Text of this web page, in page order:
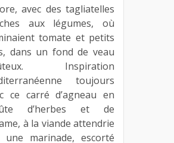
avec des tagliatelles
aux légumes, où
tomate et petits
dans un fond de veau
Inspiration
toujours
ce carré d’agneau en
d’herbes et de
à la viande attendrie
une marinade, escorté